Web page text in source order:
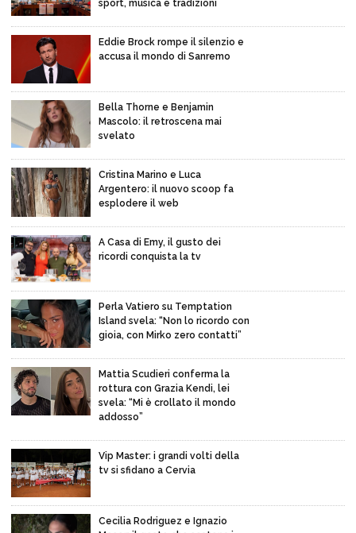
sport, musica e tradizioni
Eddie Brock rompe il silenzio e
accusa il mondo di Sanremo
Bella Thorne e Benjamin
Mascolo: il retroscena mai
svelato
Cristina Marino e Luca
Argentero: il nuovo scoop fa
esplodere il web
A Casa di Emy, il gusto dei
ricordi conquista la tv
Perla Vatiero su Temptation
Island svela: “Non lo ricordo con
gioia, con Mirko zero contatti”
Mattia Scudieri conferma la
rottura con Grazia Kendi, lei
svela: “Mi è crollato il mondo
addosso”
Vip Master: i grandi volti della
tv si sfidano a Cervia
Cecilia Rodriguez e Ignazio